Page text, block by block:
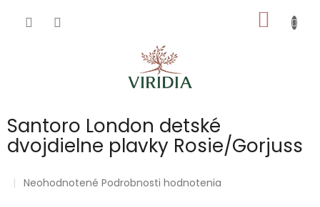
KOŠÍK
Santoro London detské
dvojdielne plavky Rosie/Gorjuss
Priemerné
Neohodnotené Podrobnosti hodnotenia